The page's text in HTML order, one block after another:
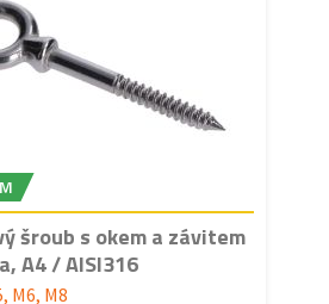
šroub s okem a závitem
A4 / AISI316
M6, M8